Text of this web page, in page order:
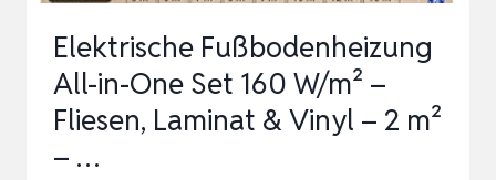
Elektrische Fußbodenheizung
All-in-One Set 160 W/m² –
Fliesen, Laminat & Vinyl – 2 m²
– …